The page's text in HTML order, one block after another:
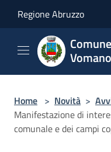
Regione Abruzzo
Vomano
Home > Novità >
Manifestazione di
comunale e dei campi